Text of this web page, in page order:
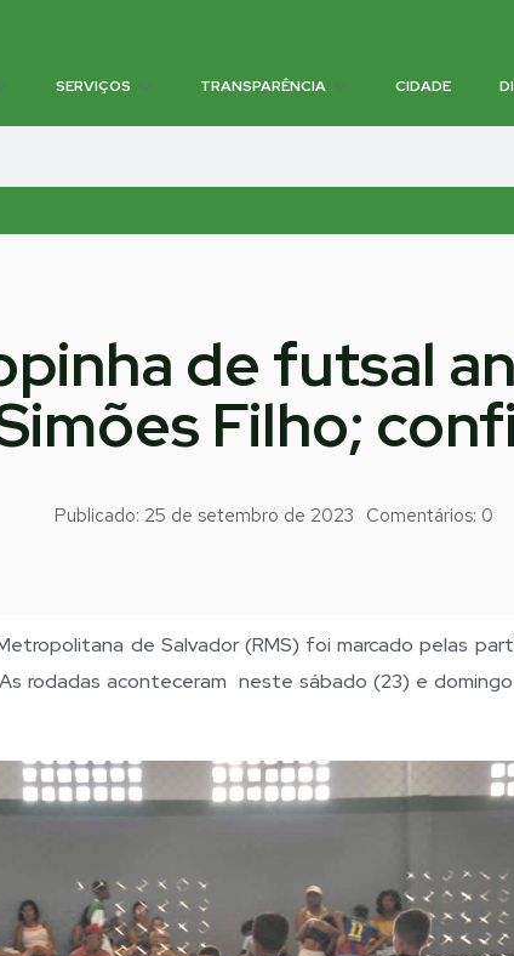
SERVIÇOS TRANSPARÊNCIA CIDADE
de futsal
Filho;
Publicado: 25 de setembro de 2023 Comentários: 0
de Salvador (RMS) foi marcado pelas
rodadas aconteceram neste sábado (23) e